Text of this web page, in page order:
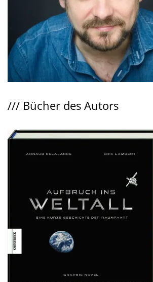
/// Bücher des Autors